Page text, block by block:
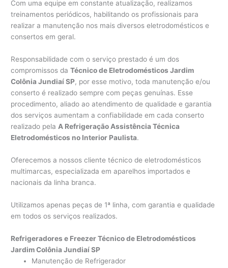
Com uma equipe em constante atualização, realizamos
treinamentos periódicos, habilitando os profissionais para
realizar a manutenção nos mais diversos eletrodomésticos e
consertos em geral.
Responsabilidade com o serviço prestado é um dos
compromissos daTécnico de Eletrodomésticos Jardim
Colônia Jundiaí SP, por esse motivo, toda manutenção e/ou
conserto é realizado sempre com peças genuínas. Esse
procedimento, aliado ao atendimento de qualidade e garantia
dos serviços aumentam a confiabilidade em cada conserto
realizado pela A Refrigeração Assistência Técnica
Eletrodomésticos no Interior Paulista.
Oferecemos a nossos cliente técnico de eletrodomésticos
multimarcas, especializada em aparelhos importados e
nacionais da linha branca.
Utilizamos apenas peças de 1ª linha, com garantia e qualidade
em todos os serviços realizados.
Refrigeradores e Freezer Técnico de Eletrodomésticos
Jardim Colônia Jundiaí SP
Manutenção de Refrigerador